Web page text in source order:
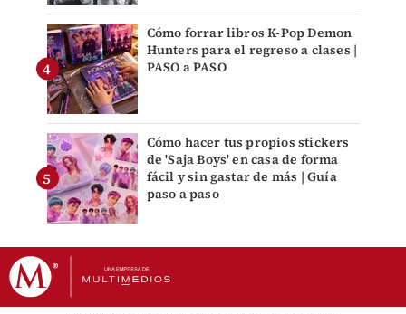
Cómo forrar libros K-Pop Demon
Hunters para el regreso a clases |
PASO a PASO
Cómo hacer tus propios stickers
de 'Saja Boys' en casa de forma
fácil y sin gastar de más | Guía
paso a paso